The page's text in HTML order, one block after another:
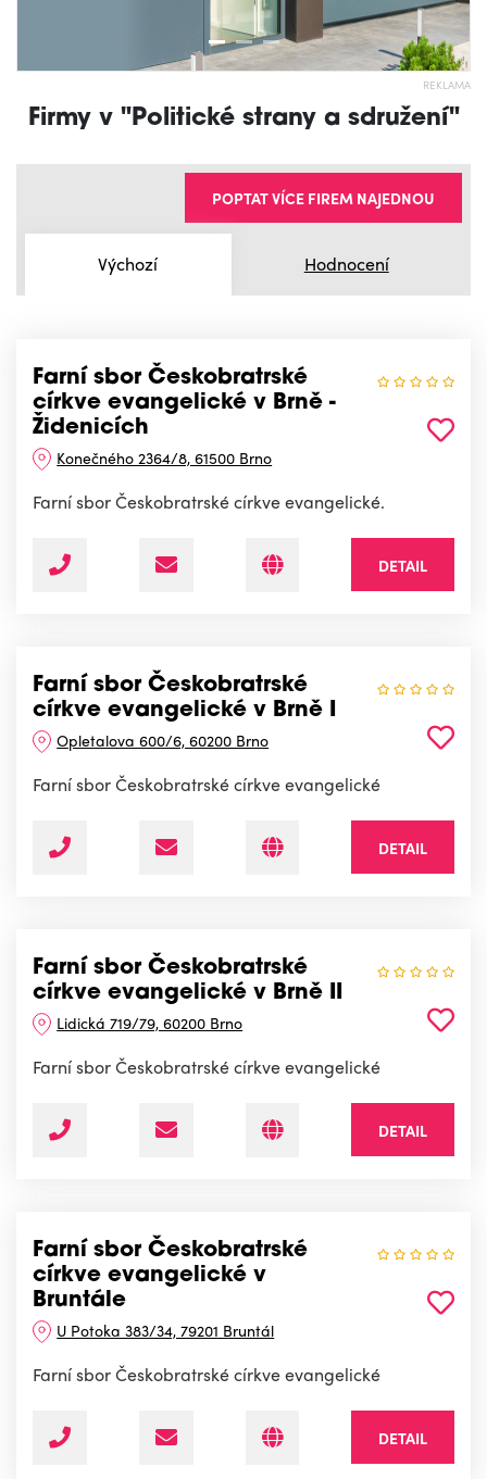
REKLAMA
Firmy v "Politické strany a sdružení"
Výchozí Hodnocení
POPTAT VÍCE FIREM NAJEDNOU
Farní sbor Českobratrské
církve evangelické v Brně -
Židenicích
Konečného 2364/8, 61500 Brno
Farní sbor Českobratrské církve evangelické.
DETAIL
Farní sbor Českobratrské
církve evangelické v Brně I
Opletalova 600/6, 60200 Brno
Farní sbor Českobratrské církve evangelické
DETAIL
Farní sbor Českobratrské
církve evangelické v Brně II
Lidická 719/79, 60200 Brno
Farní sbor Českobratrské církve evangelické
DETAIL
Farní sbor Českobratrské
církve evangelické v
Bruntále
U Potoka 383/34, 79201 Bruntál
Farní sbor Českobratrské církve evangelické
DETAIL